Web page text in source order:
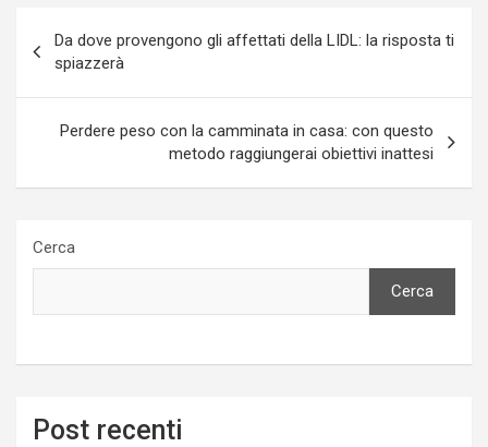
articoli
Da dove provengono gli affettati della LIDL: la risposta ti
spiazzerà
Perdere peso con la camminata in casa: con questo
metodo raggiungerai obiettivi inattesi
Cerca
Cerca
Post recenti